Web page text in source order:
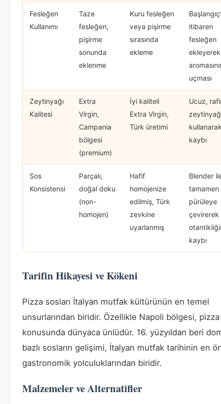
Fesleğen
Kullanımı
Taze
fesleğen,
pişirme
sonunda
eklenme
Kuru fesleğen
veya pişirme
sırasında
ekleme
itibaren
fesleğen
ekleyerek
uçması
Zeytinyağı
Kalitesi
Extra
Virgin,
Campania
bölgesi
(premium)
İyi kaliteli
Extra Virgin,
Türk üretimi
Ucuz,
kaybı
Sos
Konsistensi
Parçalı,
doğal doku
(non-
homojen)
Hafif
homojenize
edilmiş, Türk
zevkine
uyarlanmış
Blender
tamamen
pürüleye
çevirerek
kaybı
Tarifin Hikayesi ve Kökeni
Pizza sosları İtalyan mutfak kültürünün en temel
unsurlarından biridir. Özellikle Napoli bölgesi, pizza
konusunda dünyaca ünlüdür. 16. yüzyıldan beri
bazlı sosların gelişimi, İtalyan mutfak tarihinin en
gastronomik yolculuklarından biridir.
Malzemeler ve Alternatifler